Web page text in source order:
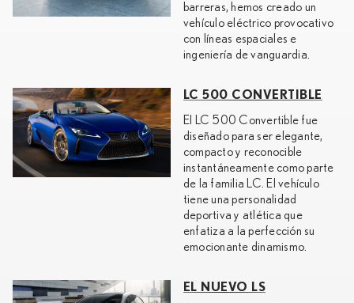
barreras, hemos creado un
vehículo eléctrico provocativo
con líneas espaciales e
ingeniería de vanguardia.
LC 500 CONVERTIBLE
El LC 500 Convertible fue
diseñado para ser elegante,
compacto y reconocible
instantáneamente como parte
de la familia LC. El vehículo
tiene una personalidad
deportiva y atlética que
enfatiza a la perfección su
emocionante dinamismo.
EL NUEVO LS